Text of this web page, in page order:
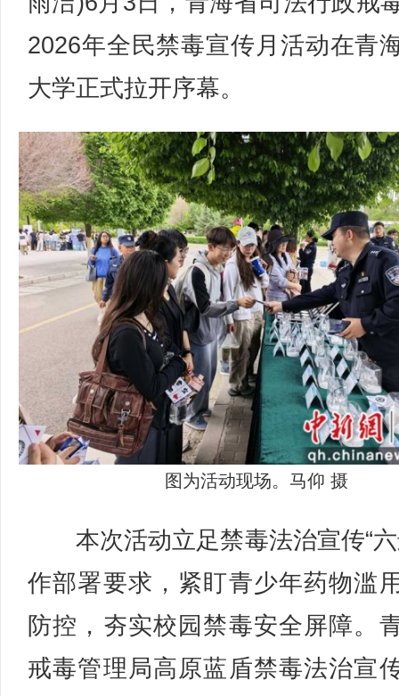
2026年全民禁毒宣传月活动在青
大学正式拉开序幕。
图为活动现场。马仰 摄
本次活动立足禁毒法治宣传“六
作部署要求，紧盯青少年药物滥
防控，夯实校园禁毒安全屏障。
戒毒管理局高原蓝盾禁毒法治宣